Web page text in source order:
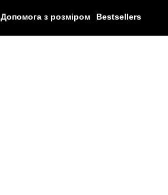
Допомога з розміром Bestsellers